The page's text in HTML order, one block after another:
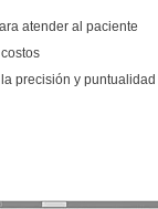
atender al paciente
precisión y